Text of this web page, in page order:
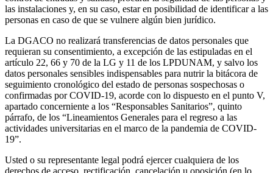
las instalaciones y, en su caso, estar en posibilidad de identificar a las
personas en caso de que se vulnere algún bien jurídico.
La DGACO no realizará transferencias de datos personales que
requieran su consentimiento, a excepción de las estipuladas en el
artículo 22, 66 y 70 de la LG y 11 de los LPDUNAM, y salvo los
datos personales sensibles indispensables para nutrir la bitácora de
seguimiento cronológico del estado de personas sospechosas o
confirmadas por COVID-19, acorde con lo dispuesto en el punto V,
apartado concerniente a los “Responsables Sanitarios”, quinto
párrafo, de los “Lineamientos Generales para el regreso a las
actividades universitarias en el marco de la pandemia de COVID-
19”.
Usted o su representante legal podrá ejercer cualquiera de los